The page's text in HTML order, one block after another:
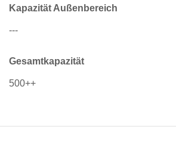
Kapazität Außenbereich
---
Gesamtkapazität
500++